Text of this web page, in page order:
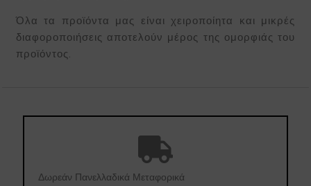
Όλα τα προϊόντα μας είναι χειροποίητα και μικρές
διαφοροποιήσεις αποτελούν μέρος της ομορφιάς του
προϊόντος.
Δωρεάν Πανελλαδικά Μεταφορικά